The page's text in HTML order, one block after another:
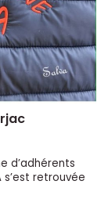
d’adhérents
s’est retrouvée